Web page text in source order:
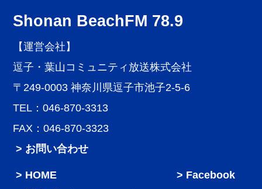
Shonan BeachFM 78.9
【運営会社】
逗子・葉山コミュニティ放送株式会社
〒249-0003 神奈川県逗子市池子2-5-6
TEL：046-870-3313
FAX：046-870-3323
> お問い合わせ
HOME
Facebook